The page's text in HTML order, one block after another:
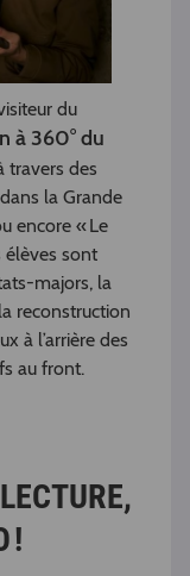
du
à 360° du
travers des
la Grande
encore « Le
élèves sont
majors, la
reconstruction
à l’arrière des
au front.
!